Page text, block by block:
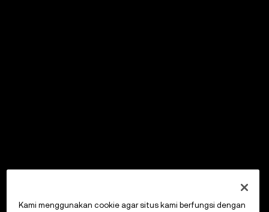
Kami menggunakan cookie agar situs kami berfungsi dengan